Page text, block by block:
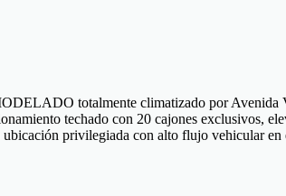
totalmente climatizado por
techado con 20 cajones
privilegiada con alto flujo vehicular